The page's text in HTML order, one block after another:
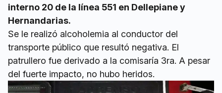
interno 20 de la línea 551 en Dellepiane y
Hernandarias.
Se le realizó alcoholemia al conductor del
transporte público que resultó negativa. El
patrullero fue derivado a la comisaría 3ra. A pesar
del fuerte impacto, no hubo heridos.